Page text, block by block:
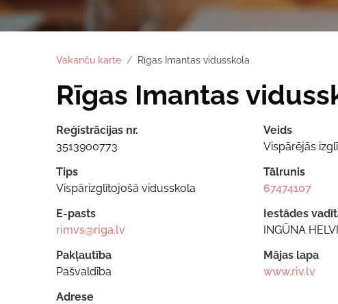
Vakanču karte Rīgas Imantas vidusskola
Rīgas Imantas
Reģistrācijas nr.
3513900773
Veids
Vispārējās
Tips
Vispārizglītojošā vidusskola
Tālrunis
67474107
E-pasts
rimvs@riga.lv
Iestādes
INGŪNA
Pakļautība
Pašvaldība
Mājas lapa
www.riv.lv
Adrese